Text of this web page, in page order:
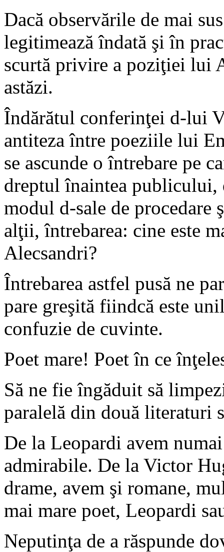
Dacă observările de mai
legitimează îndată şi în
scurtă privire a poziţiei lui
astăzi.
Îndărătul conferinţei d-lui
antiteza între poeziile lui
se ascunde o întrebare pe
dreptul înaintea publicului,
modul d-sale de procedare
alţii, întrebarea: cine este
Alecsandri?
Întrebarea astfel pusă ne
pare greşită fiindcă este
confuzie de cuvinte.
Poet mare! Poet în ce
Să ne fie îngăduit să
paralelă din două literaturi
De la Leopardi avem
admirabile. De la Victor
drame, avem şi romane,
mai mare poet, Leopardi
Neputinţa de a răspunde